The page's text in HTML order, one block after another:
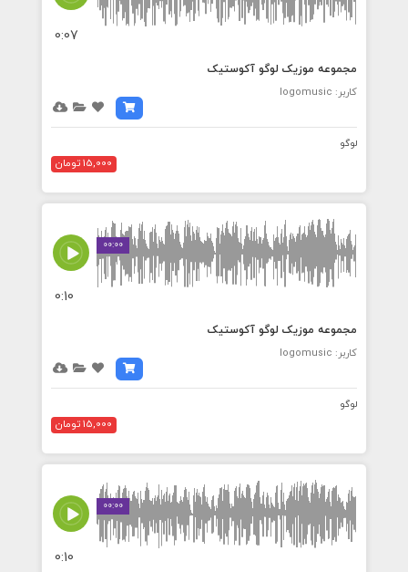
0:07
مجموعه موزیک لوگو آکوستیک
کاربر: logomusic
لوگو
15,000 تومان
00:00
0:10
مجموعه موزیک لوگو آکوستیک
کاربر: logomusic
لوگو
15,000 تومان
00:00
0:10